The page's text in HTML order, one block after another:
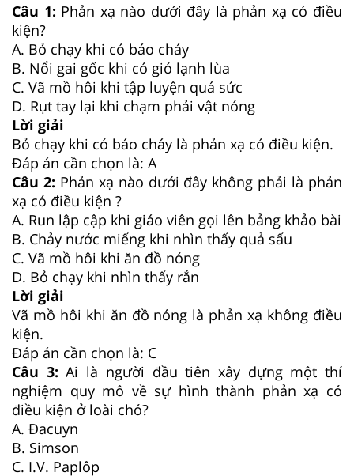
Câu 1: Phản xạ nào dưới đây là phản xạ có điều
kiện?
A. Bỏ chạy khi có báo cháy
B. Nổi gai gốc khi có gió lạnh lùa
C. Vã mồ hôi khi tập luyện quá sức
D. Rụt tay lại khi chạm phải vật nóng
Lời giải
Bỏ chạy khi có báo cháy là phản xạ có điều kiện.
Đáp án cần chọn là: A
Câu 2: Phản xạ nào dưới đây không phải là phản
xạ có điều kiện ?
A. Run lập cập khi giáo viên gọi lên bảng khảo bài
B. Chảy nước miếng khi nhìn thấy quả sấu
C. Vã mồ hôi khi ăn đồ nóng
D. Bỏ chạy khi nhìn thấy rắn
Lời giải
Vã mồ hôi khi ăn đồ nóng là phản xạ không điều
kiện.
Đáp án cần chọn là: C
Câu 3:Ai là người đầu tiên xây dựng một thí
nghiệm quy mô về sự hình thành phản xạ có
điều kiện ở loài chó?
A. Đacuyn
B. Simson
C. I.V. Paplôp